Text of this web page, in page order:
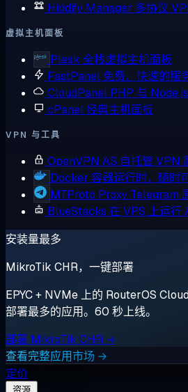
Hiddify Manager 多协议
虚拟主机面板
Plesk 全栈虚拟主机面板
FastPanel 免费、快速的服
CloudPanel PHP 与
cPanel经典主机面板
VPN 与工具
OpenVPN AS 自托管 VPN
Docker 容器运行时，随时
MTProto Proxy Telegram
BlueStacks 在 VPS 上运行
安装量最多
MikroTik CHR，一键部署
EPYC + NVMe 上的 RouterOS
部署最多的应用。60 秒上线。
部署 MikroTik CHR →
查看完整应用市场 →
定价